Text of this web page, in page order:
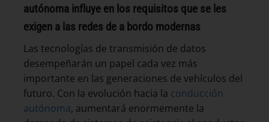
autónoma influye en los requisitos que se les
exigen a las redes de a bordo modernas
Las tecnologías de transmisión de datos
desempeñarán un papel cada vez más
importante en las generaciones de vehículos del
futuro. Con la evolución hacia la conducción
autónoma, aumentará enormemente la